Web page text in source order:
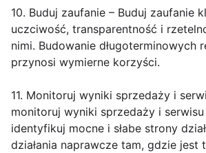
10. Buduj zaufanie – Buduj zaufanie
uczciwość, transparentność i
nimi. Budowanie długoterminowych
przynosi wymierne korzyści.
11. Monitoruj wyniki sprzedaży i
monitoruj wyniki sprzedaży i
identyfikuj mocne i słabe strony
działania naprawcze tam, gdzie jest